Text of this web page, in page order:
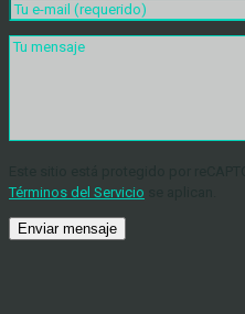
Términos del Servicio